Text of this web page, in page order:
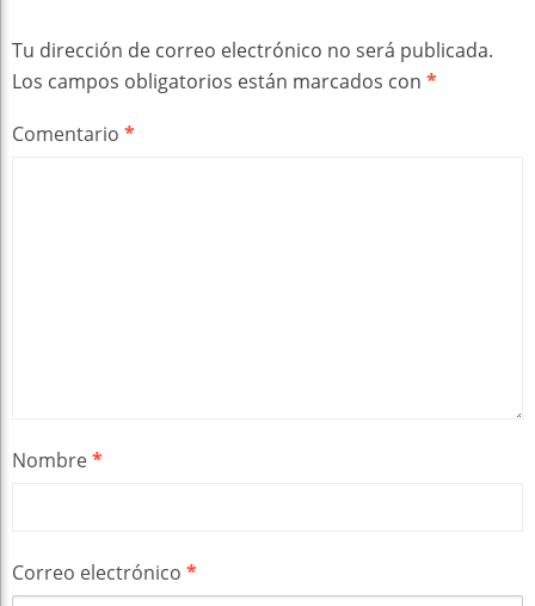
Tu dirección de correo electrónico no será publicada.
Los campos obligatorios están marcados con *
Comentario *
Nombre*
Correo electrónico *